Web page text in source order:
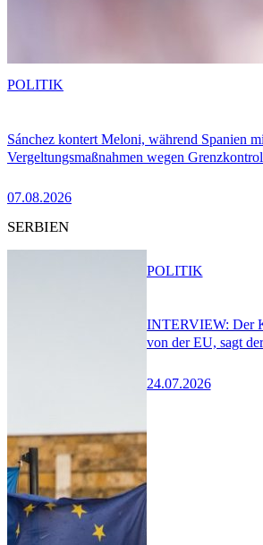
Sánchez kontert Meloni, während Spanien
Vergeltungsmaßnahmen wegen
07.08.2026
POLITIK
SERBIEN
INTERVIEW: Der
von der EU, sagt
24.07.2026
POLITIK